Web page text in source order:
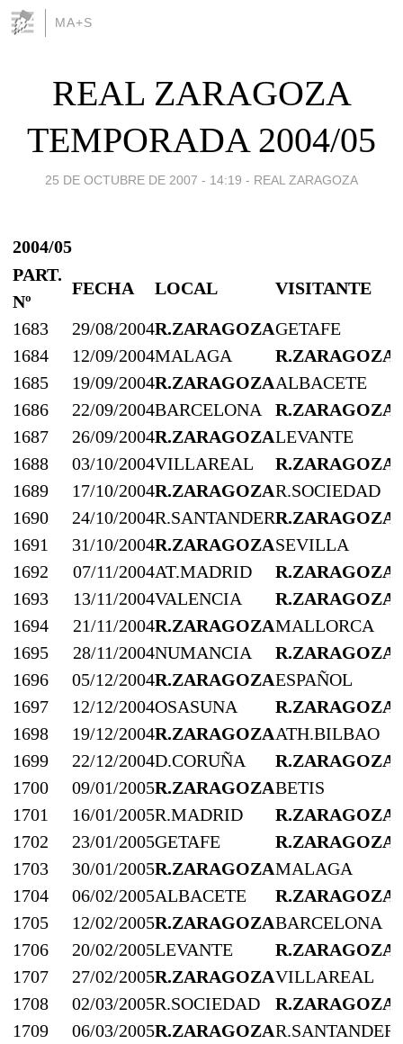
MA+S
REAL ZARAGOZA
TEMPORADA 2004/05
25 DE OCTUBRE DE 2007 - 14:19 - REAL ZARAGOZA
2004/05
PART.
Nº
FECHA LOCAL VISITANTE
1683 29/08/2004R.ZARAGOZAGETAFE
1684
12/09/2004MALAGA R.ZARAGOZA
1685
19/09/2004R.ZARAGOZAALBACETE
1686
22/09/2004BARCELONA R.ZARAGOZA
1687
26/09/2004R.ZARAGOZALEVANTE
1688
03/10/2004VILLAREAL R.ZARAGOZA
1689
17/10/2004R.ZARAGOZAR.SOCIEDAD
1690
24/10/2004R.SANTANDERR.ZARAGOZA
1691
31/10/2004R.ZARAGOZASEVILLA
1692
07/11/2004AT.MADRID R.ZARAGOZA
1693
13/11/2004VALENCIA R.ZARAGOZA
1694
21/11/2004R.ZARAGOZAMALLORCA
1695
28/11/2004NUMANCIA R.ZARAGOZA
1696
05/12/2004R.ZARAGOZAESPAÑOL
1697
12/12/2004OSASUNA R.ZARAGOZA
1698
19/12/2004R.ZARAGOZAATH.BILBAO
1699
22/12/2004D.CORUÑA R.ZARAGOZA
1700
09/01/2005R.ZARAGOZABETIS
1701
16/01/2005R.MADRID R.ZARAGOZA
1702
23/01/2005GETAFE R.ZARAGOZA
1703
30/01/2005R.ZARAGOZAMALAGA
1704
06/02/2005ALBACETE R.ZARAGOZA
1705
12/02/2005R.ZARAGOZABARCELONA
1706
20/02/2005LEVANTE R.ZARAGOZA
1707
27/02/2005R.ZARAGOZAVILLAREAL
1708
02/03/2005R.SOCIEDAD R.ZARAGOZA
1709
06/03/2005R.ZARAGOZAR.SANTANDER